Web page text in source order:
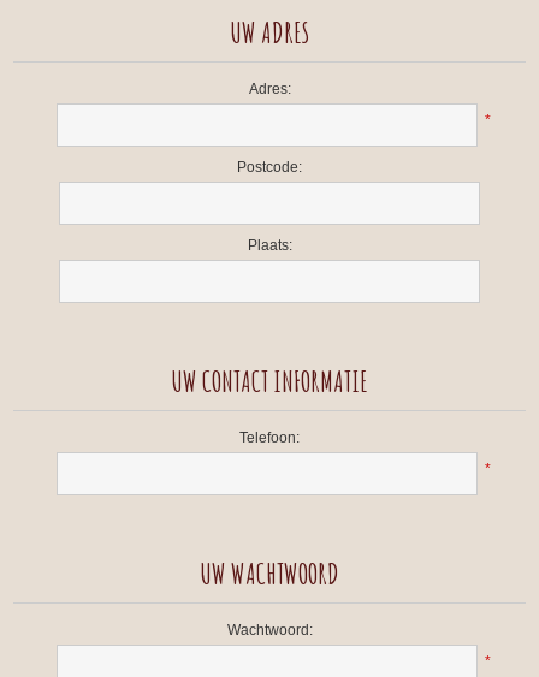
UW ADRES
Adres:
*
Postcode:
Plaats:
UW CONTACT INFORMATIE
Telefoon:
*
UW WACHTWOORD
Wachtwoord:
*